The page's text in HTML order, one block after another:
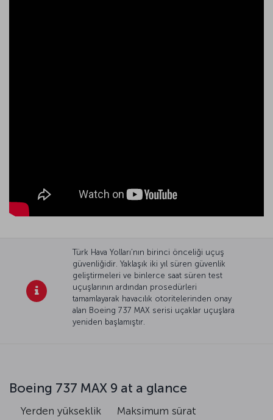
Türk Hava Yolları’nın birinci önceliği uçuş
güvenliğidir. Yaklaşık iki yıl süren güvenlik
geliştirmeleri ve binlerce saat süren test
uçuşlarının ardından prosedürleri
tamamlayarak havacılık otoritelerinden onay
alan Boeing 737 MAX serisi uçaklar uçuşlara
yeniden başlamıştır.
Boeing 737 MAX 9 at a glance
Yerden yükseklik Maksimum sürat